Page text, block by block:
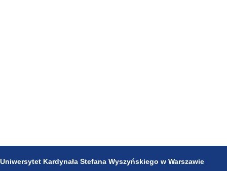
Uniwersytet Kardynała Stefana Wyszyńskiego w Warszawie